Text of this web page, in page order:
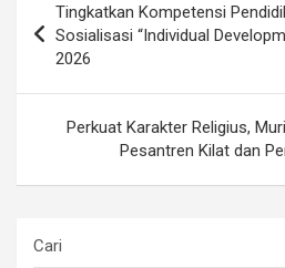
navigation
Tingkatkan Kompetensi
Sosialisasi “Individual
2026
Perkuat Karakter Religius,
Pesantren Kilat dan
Cari